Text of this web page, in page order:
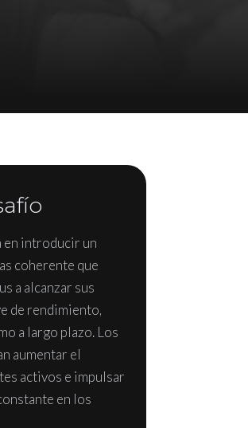
en introducir un
coherente que
a alcanzar sus
de rendimiento,
a largo plazo. Los
aumentar el
activos e impulsar
en los